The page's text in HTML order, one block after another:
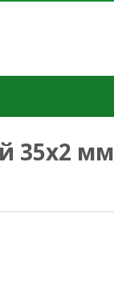
35x2 мм